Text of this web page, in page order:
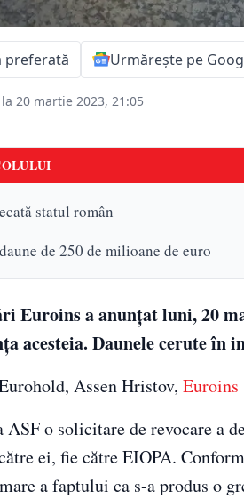
preferată Urmărește pe
la 20 martie 2023, 21:05
statul român
de 250 de milioane de euro
Euroins a anunțat luni, 20
acesteia. Daunele cerute în
Assen Hristov, Euroins
ASF o solicitare de revocare
ei, fie către EIOPA.
a faptului ca s-a produs o